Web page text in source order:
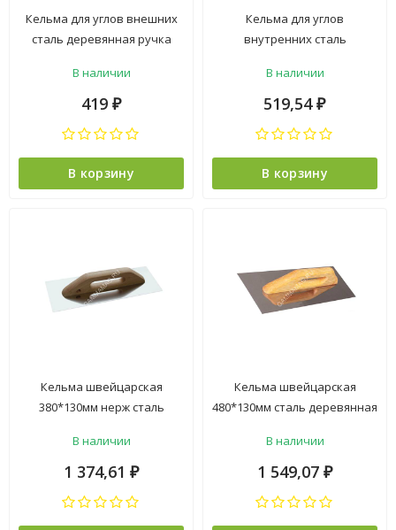
Кельма для углов внешних
сталь деревянная ручка
В наличии
419 ₽
В корзину
Кельма для углов
внутренних сталь
арт.1409001 PQT *1/10/60
В наличии
519,54 ₽
В корзину
Кельма швейцарская
380*130мм нерж сталь
арт.1403010 PQT *1/25
В наличии
1 374,61 ₽
Кельма швейцарская
480*130мм сталь деревянная
*1/6/30
В наличии
1 549,07 ₽